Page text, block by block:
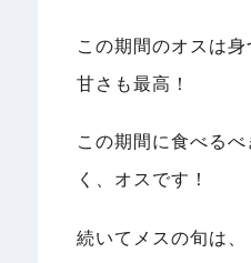
この期間のオスは
甘さも最高！
この期間に食べる
く、オスです！
続いてメスの旬は、